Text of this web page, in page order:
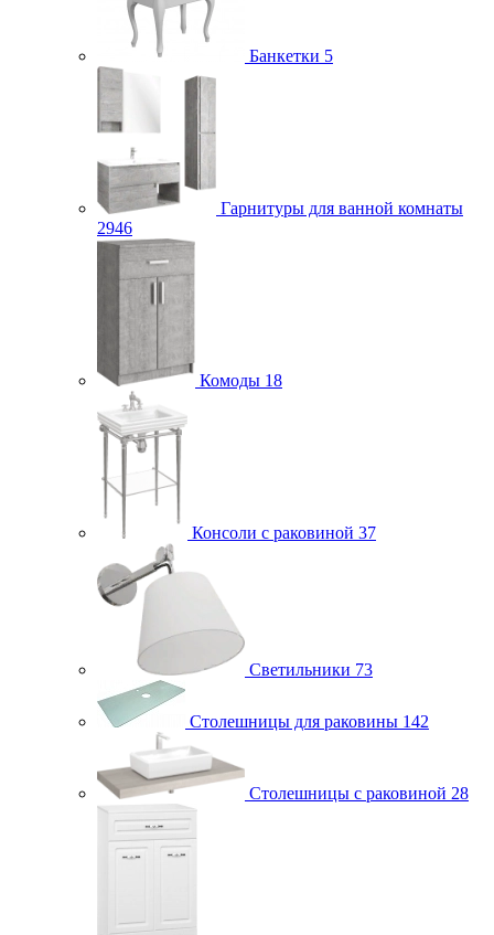
Банкетки 5
Гарнитуры для ванной комнаты
2946
Комоды 18
Консоли с раковиной 37
Светильники 73
Столешницы для раковины 142
Столешницы с раковиной 28